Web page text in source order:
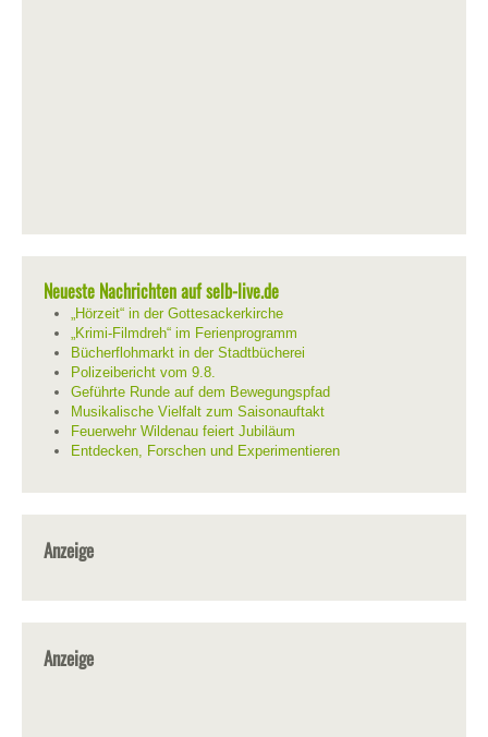
Neueste Nachrichten auf selb-live.de
„Hörzeit“ in der Gottesackerkirche
„Krimi-Filmdreh“ im Ferienprogramm
Bücherflohmarkt in der Stadtbücherei
Polizeibericht vom 9.8.
Geführte Runde auf dem Bewegungspfad
Musikalische Vielfalt zum Saisonauftakt
Feuerwehr Wildenau feiert Jubiläum
Entdecken, Forschen und Experimentieren
Anzeige
Anzeige